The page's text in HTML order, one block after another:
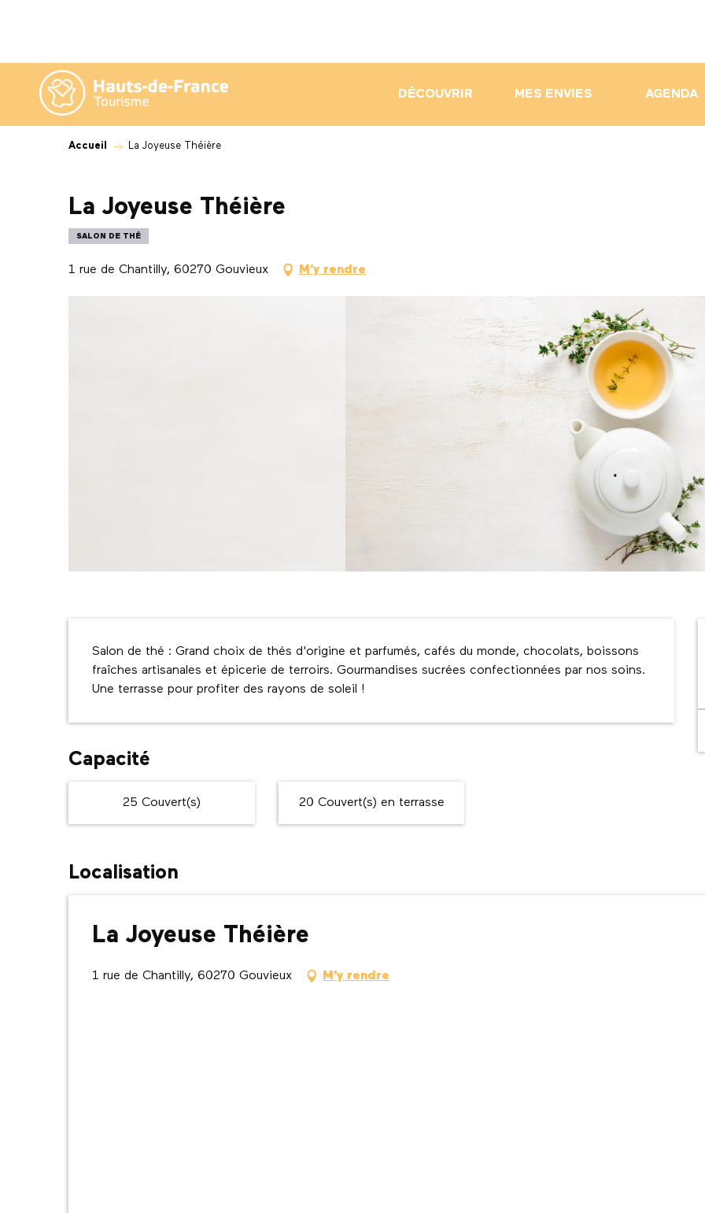
contenu
principal
DÉCOUVRIR MES ENVIES AGENDA
Accueil La Joyeuse Théière
La Joyeuse Théière
SALON DE THÉ
1 rue de Chantilly, 60270 Gouvieux M'y rendre
Description
Salon de thé : Grand choix de thés d'origine et parfumés, cafés du monde, chocolats, boissons
fraîches artisanales et épicerie de terroirs. Gourmandises sucrées confectionnées par nos soins.
Une terrasse pour profiter des rayons de soleil !
Capacité
25 Couvert(s) 20 Couvert(s) en terrasse
Localisation
La Joyeuse Théière
1 rue de Chantilly, 60270 Gouvieux M'y rendre